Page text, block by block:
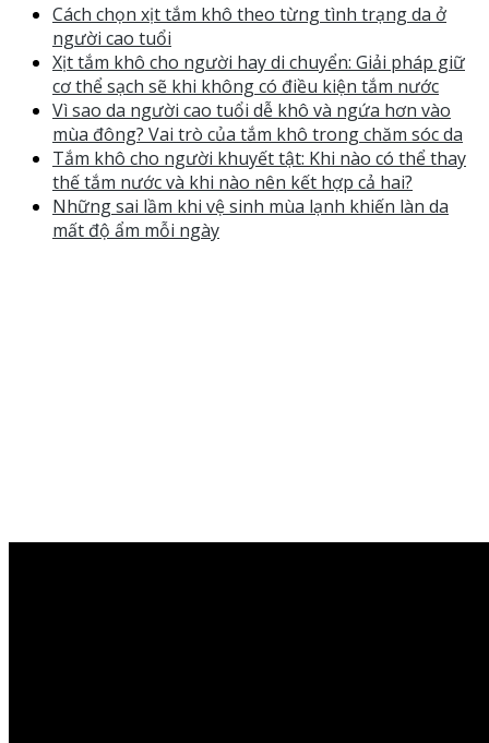
Cách chọn xịt tắm khô theo từng tình trạng da ở
người cao tuổi
Xịt tắm khô cho người hay di chuyển: Giải pháp giữ
cơ thể sạch sẽ khi không có điều kiện tắm nước
Vì sao da người cao tuổi dễ khô và ngứa hơn vào
mùa đông? Vai trò của tắm khô trong chăm sóc da
Tắm khô cho người khuyết tật: Khi nào có thể thay
thế tắm nước và khi nào nên kết hợp cả hai?
Những sai lầm khi vệ sinh mùa lạnh khiến làn da
mất độ ẩm mỗi ngày